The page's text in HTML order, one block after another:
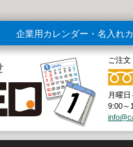
企業用カレンダー・名入
ご注
月曜日
9:00～